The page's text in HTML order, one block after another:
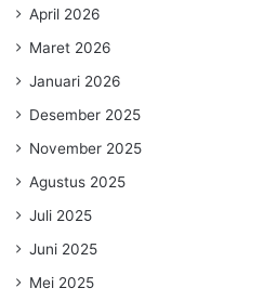
April 2026
Maret 2026
Januari 2026
Desember 2025
November 2025
Agustus 2025
Juli 2025
Juni 2025
Mei 2025